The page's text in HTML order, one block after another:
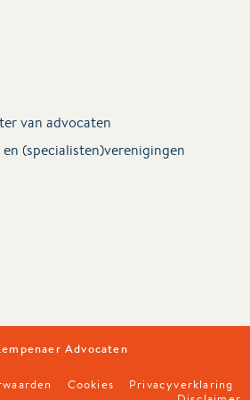
van advocaten
(specialisten)verenigingen
Advocaten
Cookies
Privacyverklaring